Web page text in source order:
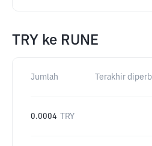
TRY ke RUNE
Jumlah Terakhir
0.0004 TRY